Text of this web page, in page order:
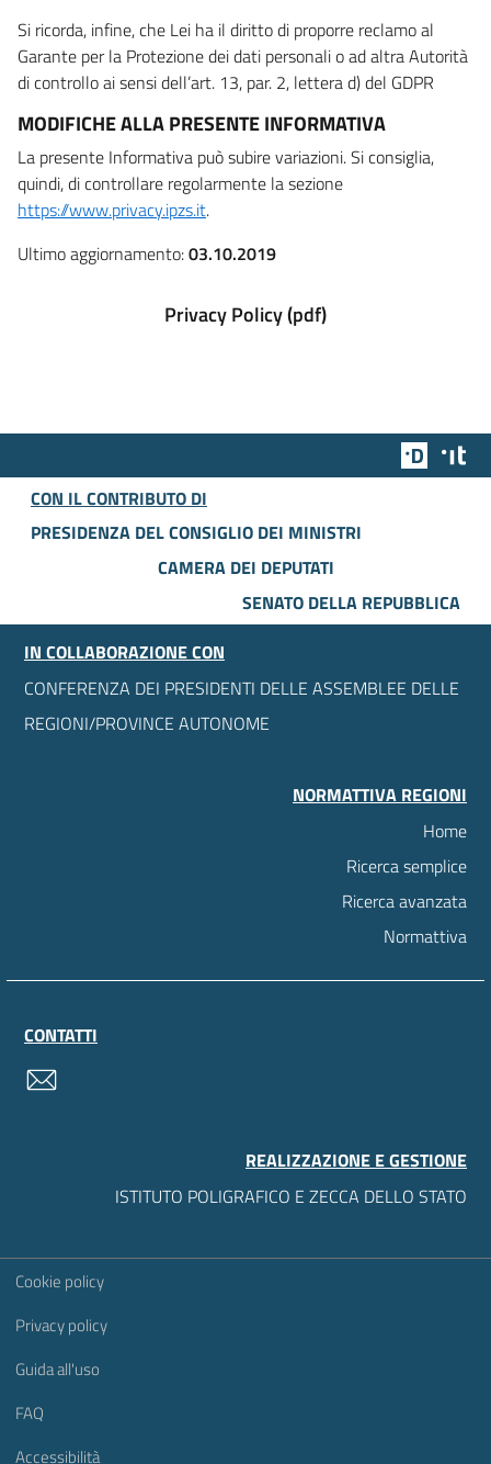
Si ricorda, infine, che Lei ha il diritto di proporre reclamo al
Garante per la Protezione dei dati personali o ad altra Autorità
di controllo ai sensi dell’art. 13, par. 2, lettera d) del GDPR
MODIFICHE ALLA PRESENTE INFORMATIVA
La presente Informativa può subire variazioni. Si consiglia,
quindi, di controllare regolarmente la sezione
https://www.privacy.ipzs.it.
Ultimo aggiornamento:03.10.2019
Privacy Policy (pdf)
Team
CON IL CONTRIBUTO DI
PRESIDENZA DEL CONSIGLIO DEI MINISTRI
CAMERA DEI DEPUTATI
SENATO DELLA REPUBBLICA
IN COLLABORAZIONE CON
CONFERENZA DEI PRESIDENTI DELLE ASSEMBLEE DELLE
REGIONI/PROVINCE AUTONOME
NORMATTIVA REGIONI
Home
Ricerca semplice
Ricerca avanzata
Normattiva
CONTATTI
REALIZZAZIONE E GESTIONE
ISTITUTO POLIGRAFICO E ZECCA DELLO STATO
Sezione Link Utili
Cookie policy
Privacy policy
Guida all'uso
FAQ
Accessibilità